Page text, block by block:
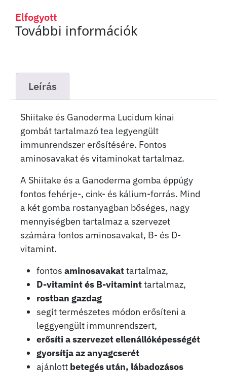
Elfogyott
További információk
Leírás
Shiitake és Ganoderma Lucidum kínai
gombát tartalmazó tea legyengült
immunrendszer erősítésére. Fontos
aminosavakat és vitaminokat tartalmaz.
A Shiitake és a Ganoderma gomba éppúgy
fontos fehérje-, cink- és kálium-forrás. Mind
a két gomba rostanyagban bőséges, nagy
mennyiségben tartalmaz a szervezet
számára fontos aminosavakat, B- és D-
vitamint.
fontos aminosavakattartalmaz,
D-vitamint és B-vitaminttartalmaz,
rostban gazdag
segít természetes módon erősíteni a
leggyengült immunrendszert,
erősíti a szervezet ellenállóképességét
gyorsítja az anyagcserét
ajánlott betegés után, lábadozásos